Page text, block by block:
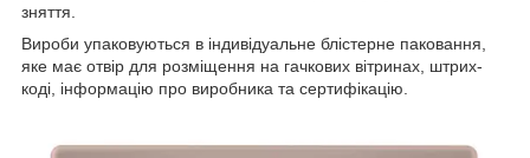
зняття.
Вироби упаковуються в індивідуальне блістерне паковання,
яке має отвір для розміщення на гачкових вітринах, штрих-
коді, інформацію про виробника та сертифікацію.